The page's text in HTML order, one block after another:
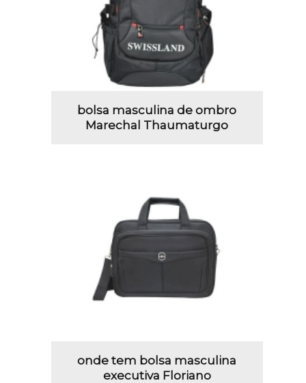
bolsa masculina de ombro
Marechal Thaumaturgo
onde tem bolsa masculina
executiva Floriano